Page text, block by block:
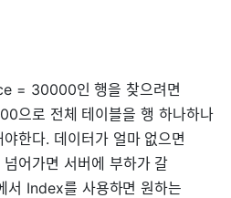
= 30000인 행을 찾으려면
으로 전체 테이블을 행 하나하나
한다. 데이터가 얼마 없으면
어가면 서버에 부하가 갈
서 Index를 사용하면 원하는